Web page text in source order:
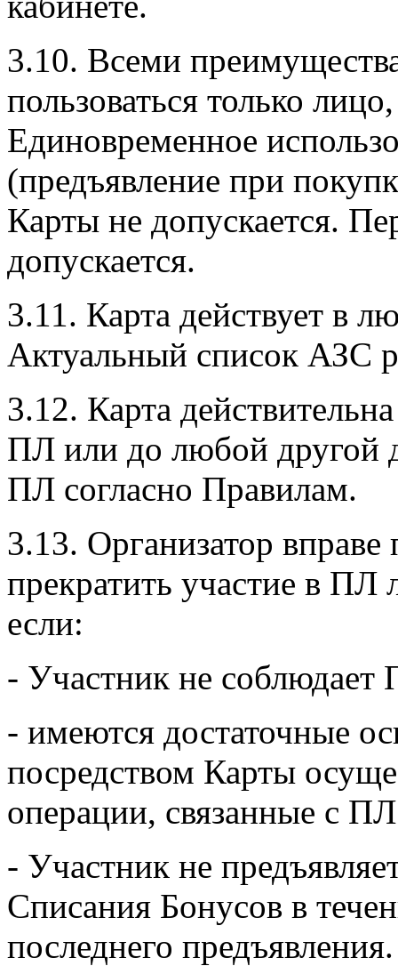
3.10. Всеми
пользоваться только
Единовременное
(предъявление при
Карты не допускается.
допускается.
3.11. Карта действует в
Актуальный список АЗС
3.12. Карта
ПЛ или до любой другой
ПЛ согласно Правилам.
3.13. Организатор
прекратить участие в ПЛ
если:
- Участник не соблюдает
- имеются достаточные
посредством Карты
операции, связанные с
- Участник не
Списания Бонусов в
последнего предъявления.